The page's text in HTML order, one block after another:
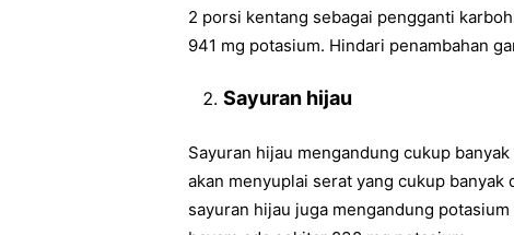
2 porsi kentang sebagai pengganti
941 mg potasium. Hindari penambahan
Sayuran hijau
Sayuran hijau mengandung cukup
akan menyuplai serat yang cukup
sayuran hijau juga mengandung